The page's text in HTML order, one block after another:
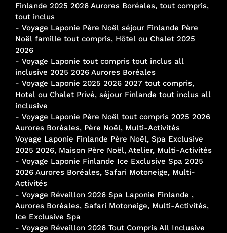
Finlande 2025 2026 Aurores Boréales, tout compris,
tout inclus
- Voyage Laponie Père Noël séjour Finlande Père
Noël famille tout compris, Hôtel ou Chalet 2025
2026
- Voyage Laponie tout compris tout inclus all
inclusive 2025 2026 Aurores Boréales
- Voyage Laponie 2025 2026 2027 tout compris,
Hotel ou Chalet Privé, séjour Finlande tout inclus all
inclusive
- Voyage Laponie Père Noël tout compris 2025 2026
Aurores Boréales, Père Noël, Multi-Activités
Voyage Laponie Finlande Père Noël, Spa Exclusive
2025 2026, Maison Père Noël, Atelier, Multi-Activités
- Voyage Laponie Finlande Ice Exclusive Spa 2025
2026 Aurores Boréales, Safari Motoneige, Multi-
Activités
- Voyage Réveillon 2026 Spa Laponie Finlande ,
Aurores Boréales, Safari Motoneige, Multi-Activités,
Ice Exclusive Spa
- Voyage Réveillon 2026 Tout Compris All Inclusive